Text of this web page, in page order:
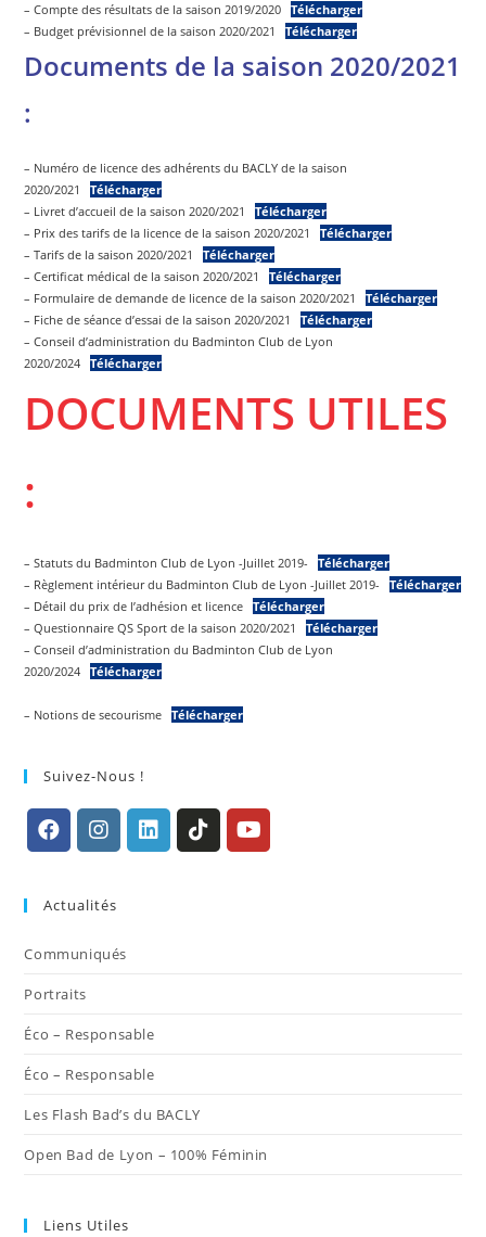
– Compte des résultats de la saison 2019/2020 Télécharger
– Budget prévisionnel de la saison 2020/2021
Télécharger
Documents de la saison 2020/2021
:
– Numéro de licence des adhérents du BACLY de la saison
2020/2021
Télécharger
– Livret d’accueil de la saison 2020/2021
Télécharger
– Prix des tarifs de la licence de la saison 2020/2021
Télécharger
– Tarifs de la saison 2020/2021
Télécharger
– Certificat médical de la saison 2020/2021
Télécharger
– Formulaire de demande de licence de la saison 2020/2021
Télécharger
– Fiche de séance d’essai de la saison 2020/2021
Télécharger
– Conseil d’administration du Badminton Club de Lyon
2020/2024 Télécharger
DOCUMENTS UTILES
:
– Statuts du Badminton Club de Lyon -Juillet 2019-
Télécharger
– Règlement intérieur du Badminton Club de Lyon -Juillet 2019-
Télécharger
– Détail du prix de l’adhésion et licence Télécharger
– Questionnaire QS Sport de la saison 2020/2021
Télécharger
– Conseil d’administration du Badminton Club de Lyon
2020/2024 Télécharger
– Notions de secourisme Télécharger
Suivez-Nous !
un
nouvel
nouvel
Actualités
Communiqués
Portraits
Éco – Responsable
Éco – Responsable
Les Flash Bad’s du BACLY
Open Bad de Lyon – 100% Féminin
Liens Utiles